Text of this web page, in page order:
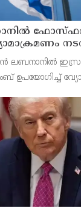
ലബനാനിൽ
ലക്ഷ്യമിട്ടതെന്ന്